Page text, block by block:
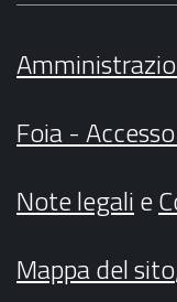
Foia -
Note legalie
Mappa del sito